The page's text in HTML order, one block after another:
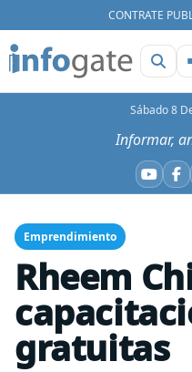
CONTRATE
Sábado 8
Informar,
Emprendimiento
Rheem
gratuitas